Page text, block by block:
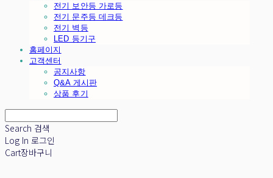
전기 보안등 가로등
전기 문주등 데크등
전기 벽등
LED 등기구
홈페이지
고객센터
공지사항
Q&A 게시판
상품 후기
Search 검색
Log In 로그인
Cart장바구니